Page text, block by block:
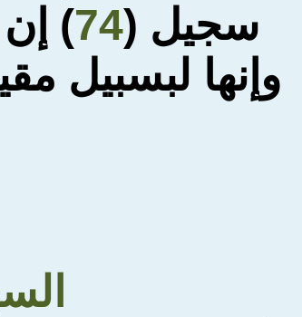
سجيل (74
)
وإنها لبسبيل